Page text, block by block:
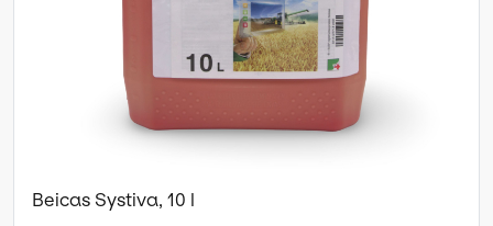
Beicas Systiva, 10 l